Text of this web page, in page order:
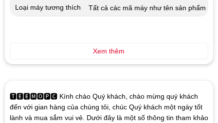
🆃🅴🅴🅼🅾🅿🅲 Kính chào Quý khách, chào mừng quý khách
đến với gian hàng của chúng tôi, chúc Quý khách một ngày tốt
lành và mua sắm vui vẻ. Dưới đây là một số thông tin tham khảo
Loại máy tương thích Tất cả các mã máy như tên sản phẩm
Xem thêm